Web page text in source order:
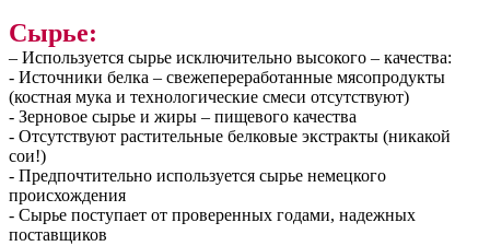
Сырье:
– Используется сырье исключительно высокого – качества:
- Источники белка – свежепереработанные мясопродукты
(костная мука и технологические смеси отсутствуют)
- Зерновое сырье и жиры – пищевого качества
- Отсутствуют растительные белковые экстракты (никакой
сои!)
- Предпочтительно используется сырье немецкого
происхождения
- Сырье поступает от проверенных годами, надежных
поставщиков